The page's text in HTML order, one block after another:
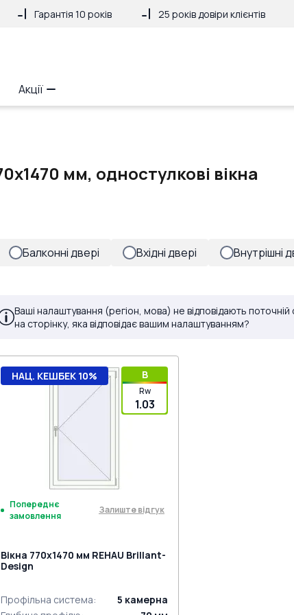
Гарантія 10 років 25 років довіри клієнтів
Акції
мм, одностулкові вікна
Балконні двері Вхідні двері Внутрішні
Ваші налаштування (регіон, мова) не відповідають поточній
на сторінку, яка відповідає вашим налаштуванням?
B
Rw
1.03
НАЦ. КЕШБЕК 10%
Попереднє
замовлення
Залиште відгук
Вікна 770x1470 мм REHAU Brillant-
Design
Профільна система: 5 камерна